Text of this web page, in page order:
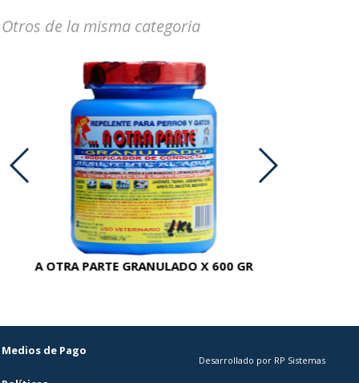
Otros de la misma categoria
A OTRA PARTE GRANULADO X 600 GR
Medios de Pago
Desarrollado por RP Sistemas